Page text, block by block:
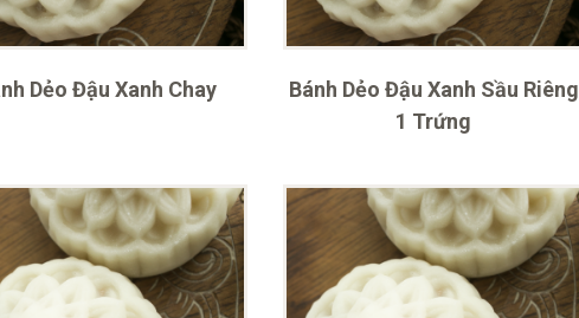
Dẻo Đậu Xanh Chay
Bánh Dẻo Đậu Xanh Sầu Riêng
1 Trứng